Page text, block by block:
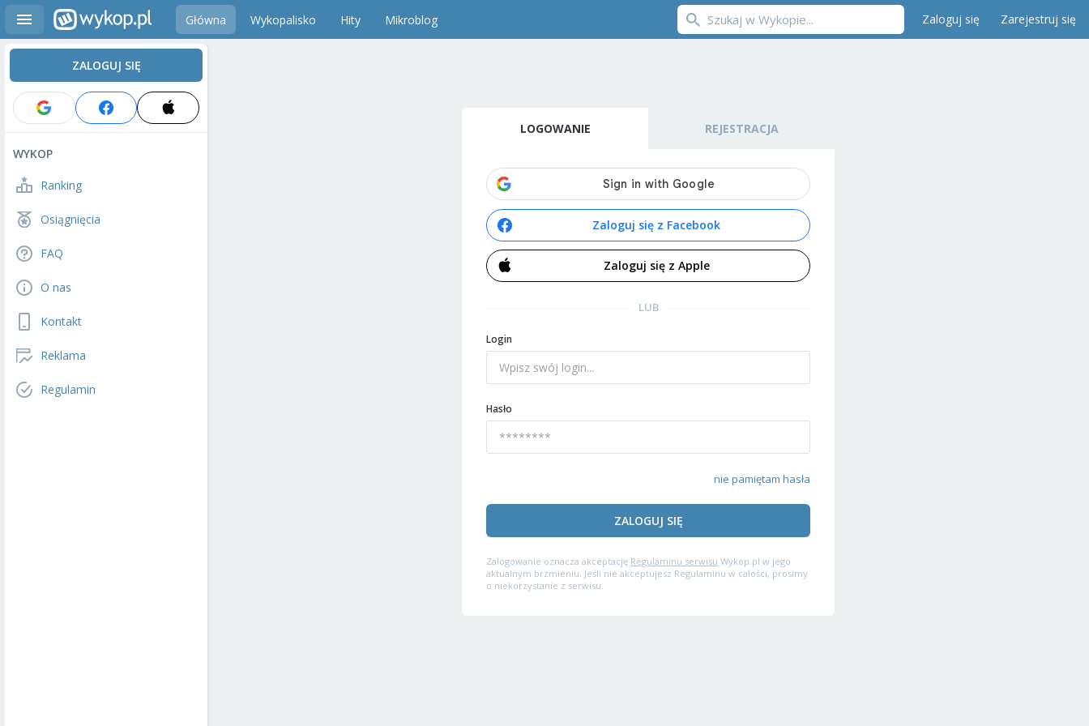
Główna Wykopalisko Hity Mikroblog Zaloguj się Zarejestruj się
ZALOGUJ SIĘ
WYKOP
Ranking
Osiągnięcia
FAQ
O nas
Kontakt
Reklama
Regulamin
LOGOWANIE REJESTRACJA
Zaloguj się z Facebook
Zaloguj się z Apple
LUB
Login
Hasło
nie pamiętam hasła
ZALOGUJ SIĘ
Zalogowanie oznacza akceptację Regulaminu serwisu Wykop.pl w jego
aktualnym brzmieniu. Jeśli nie akceptujesz Regulaminu w całości, prosimy
o niekorzystanie z serwisu.